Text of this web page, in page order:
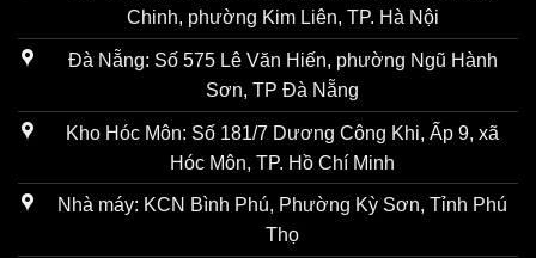
Chinh, phường Kim Liên, TP. Hà Nội
Đà Nẵng: Số 575 Lê Văn Hiến, phường Ngũ Hành
Sơn, TP Đà Nẵng
Kho Hóc Môn: Số 181/7 Dương Công Khi, Ấp 9, xã
Hóc Môn, TP. Hồ Chí Minh
Nhà máy: KCN Bình Phú, Phường Kỳ Sơn, Tỉnh Phú
Thọ